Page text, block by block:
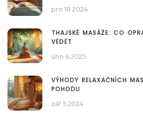
pro 18 2024
THAJSKÉ MASÁŽE: CO
VĚDĚT
úno 6 2025
VÝHODY RELAXAČNÍCH
POHODU
zář 5 2024